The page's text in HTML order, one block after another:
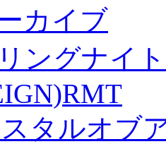
カイブ
ングナイ
タルオブ